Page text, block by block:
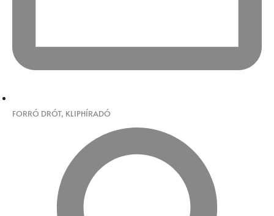
FORRÓ DRÓT, KLIPHÍRADÓ